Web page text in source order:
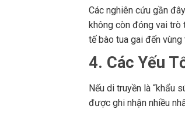
Các nghiên cứu gần
không còn đóng vai trò
tế bào tua gai đến
4. Các Yếu
Nếu di truyền là “khẩu
được ghi nhận nhiều